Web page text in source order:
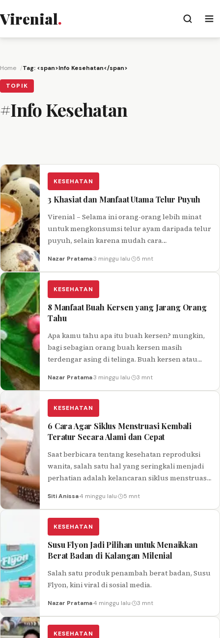
Virenial.
Home Tag: <span>Info Kesehatan</span>
TOPIK
#Info Kesehatan
KESEHATAN
3 Khasiat dan Manfaat Utama Telur Puyuh
Virenial – Selama ini orang-orang lebih minat
untuk mengkonsumsi telur ayam daripada telur
puyuh, selain karena mudah cara
Nazar Pratama·3 minggu lalu· 5 mnt
KESEHATAN
8 Manfaat Buah Kersen yang Jarang Orang
Tahu
Apa kamu tahu apa itu buah kersen? mungkin,
bagi sebagian orang buah kersen masih
terdengar asing di telinga. Buah kersen atau
baleci sangat mudah untuk kamu temui, karena
yang cepat tumbuh dengan tinggi yang bisa
mencapai 5-10 meter.
Nazar Pratama·3 minggu lalu· 3 mnt
KESEHATAN
6 Cara Agar Siklus Menstruasi Kembali
Teratur Secara Alami dan Cepat
Saat berbicara tentang kesehatan reproduksi
wanita, salah satu hal yang seringkali menjadi
perhatian adalah kelancaran siklus menstruasi
dalam tubuh…
Siti Anissa·4 minggu lalu· 5 mnt
KESEHATAN
Susu Flyon Jadi Pilihan untuk Menaikkan
Berat Badan di Kalangan Milenial
Salah satu produk penambah berat badan, Susu
Flyon, kini viral di sosial media.
Nazar Pratama·4 minggu lalu· 3 mnt
KESEHATAN